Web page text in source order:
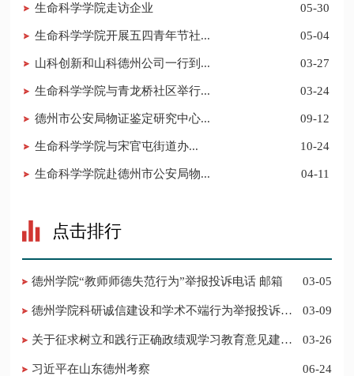
生命科学学院走访企业 05-30
生命科学学院开展五四青年节社... 05-04
山科创新和山科德州公司一行到... 03-27
生命科学学院与青龙桥社区举行... 03-24
德州市公安局物证鉴定研究中心... 09-12
​生命科学学院与宋官屯街道办... 10-24
生命科学学院赴德州市公安局物... 04-11
点击排行
德州学院“教师师德失范行为”举报投诉电话 邮箱 03-05
德州学院科研诚信建设和学术不端行为举报投诉电
03-09
03-26
习近平在山东德州考察 06-24